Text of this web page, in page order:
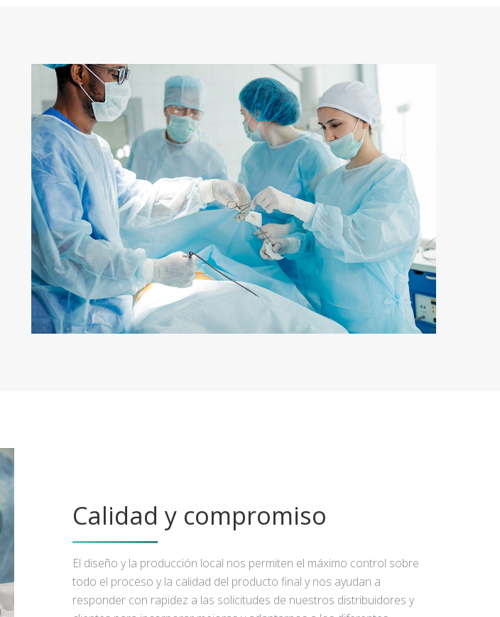
Calidad y compromiso
El diseño y la producción local nos permiten el máximo control sobre
todo el proceso y la calidad del producto final y nos ayudan a
responder con rapidez a las solicitudes de nuestros distribuidores y